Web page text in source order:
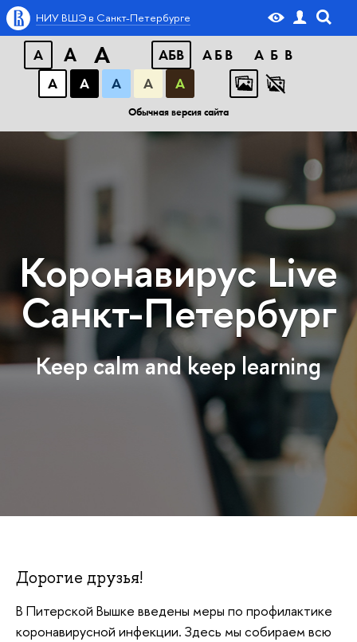
A A A АБB АБB
АБB
А
А А А А
Обычная версия сайта
НИУ ВШЭ в Санкт-Петербурге
Коронавирус Live
Санкт-Петербург
Keep calm and keep learning
Дорогие друзья!
В Питерской Вышке введены меры по профилактике
коронавирусной инфекции. Здесь мы собираем всю